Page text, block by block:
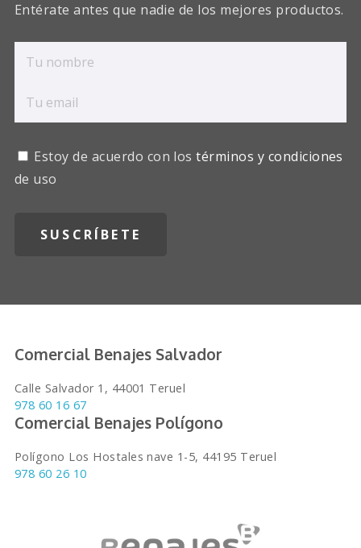
Entérate antes que nadie de los mejores productos.
Estoy de acuerdo con lostérminos y condiciones
de uso
Comercial Benajes Salvador
Calle Salvador 1, 44001 Teruel
978 60 16 67
Comercial Benajes Polígono
Polígono Los Hostales nave 1-5, 44195 Teruel
978 60 26 10